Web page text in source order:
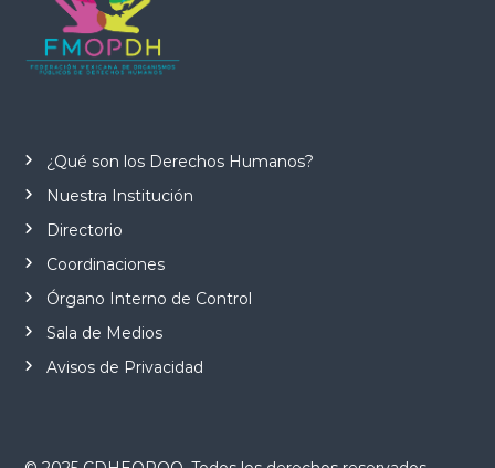
¿Qué son los Derechos Humanos?
Nuestra Institución
Directorio
Coordinaciones
Órgano Interno de Control
Sala de Medios
Avisos de Privacidad